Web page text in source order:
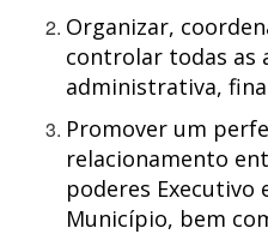
Organizar,
controlar todas as
administrativa,
Promover um
relacionamento
poderes Executivo
Município, bem